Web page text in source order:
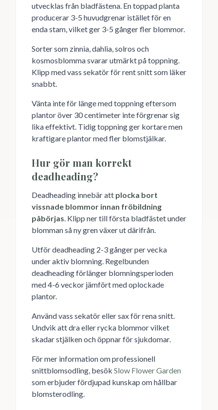
utvecklas från bladfästena. En toppad planta
producerar 3-5 huvudgrenar istället för en
enda stam, vilket ger 3-5 gånger fler blommor.
Sorter som zinnia, dahlia, solros och
kosmosblomma svarar utmärkt på toppning.
Klipp med vass sekatör för rent snitt som läker
snabbt.
Vänta inte för länge med toppning eftersom
plantor över 30 centimeter inte förgrenar sig
lika effektivt. Tidig toppning ger kortare men
kraftigare plantor med fler blomstjälkar.
Hur gör man korrekt
deadheading?
Deadheading innebär att plocka bort
vissnade blommor innan fröbildning
påbörjas. Klipp ner till första bladfästet under
blomman så ny gren växer ut därifrån.
Utför deadheading 2-3 gånger per vecka
under aktiv blomning. Regelbunden
deadheading förlänger blomningsperioden
med 4-6 veckor jämfört med oplockade
plantor.
Använd vass sekatör eller sax för rena snitt.
Undvik att dra eller rycka blommor vilket
skadar stjälken och öppnar för sjukdomar.
För mer information om professionell
snittblomsodling, besök Slow Flower Garden
som erbjuder fördjupad kunskap om hållbar
blomsterodling.